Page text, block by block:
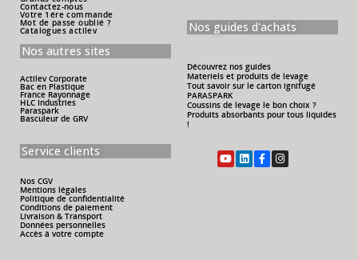
Contactez-nous
Votre 1ére commande
Mot de passe oublié ?
Catalogues actilev
Nos autres sites
Actilev Corporate
Bac en Plastique
France Rayonnage
HLC Industries
Paraspark
Basculeur de GRV
Nos guides d'achats
Découvrez nos guides
Materiels et produits de levage
Tout savoir sur le carton ignifugé
PARASPARK
Coussins de levage le bon choix ?
Produits absorbants pour tous liquides
!
Service clients
Nos CGV
Mentions légales
Politique de confidentialité
Conditions de paiement
Livraison & Transport
Données personnelles
Accès à votre compte